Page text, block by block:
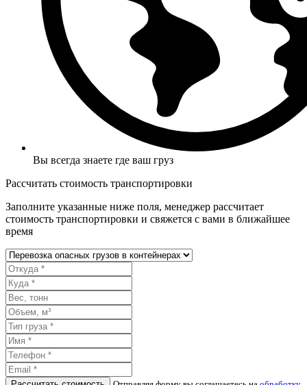
Вы всегда знаете где ваш груз
Рассчитать стоимость транспортировки
Заполните указанные ниже поля, менеджер рассчитает
стоимость транспортировки и свяжется с вами в ближайшее
время